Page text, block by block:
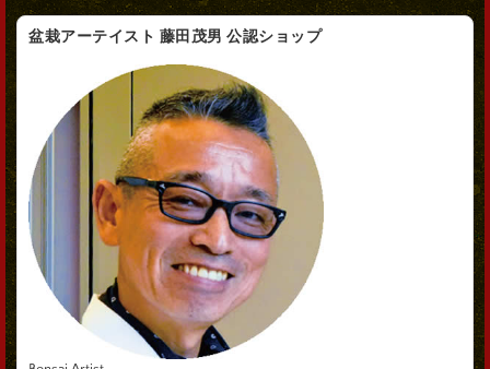
盆栽アーテイスト 藤田茂男 公認ショップ